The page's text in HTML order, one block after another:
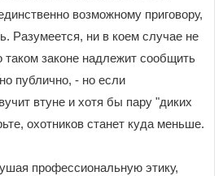
возможному приговору,
Разумеется, ни в коем случае не
законе надлежит сообщить
публично, - но если
втуне и хотя бы пару "диких
охотников станет куда меньше.
профессиональную этику,